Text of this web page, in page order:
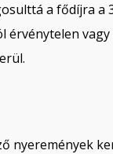
a fődíjra a
érvénytelen
nyeremények